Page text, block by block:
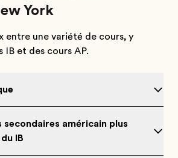
York
entre une variété de cours, y
IB et des cours AP.
secondaires américain plus
IB